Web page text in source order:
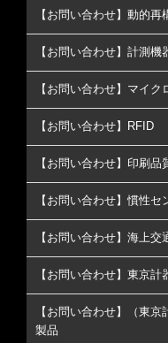
【お問い合わせ】動的再
【お問い合わせ】計測機
【お問い合わせ】マイク
【お問い合わせ】RFID
【お問い合わせ】印刷品
【お問い合わせ】慣性
【お問い合わせ】海上交
【お問い合わせ】東京
【お問い合わせ】（東
製品